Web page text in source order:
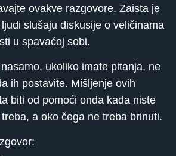
ovakve razgovore. Zaista je
slušaju diskusije o veličinama
u spavaćoj sobi.
ukoliko imate pitanja, ne
ih postavite. Mišljenje ovih
biti od pomoći onda kada niste
a oko čega ne treba brinuti.